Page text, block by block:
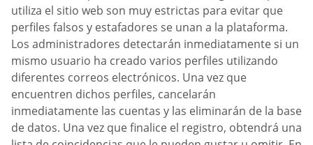
utiliza el sitio web son muy estrictas para evitar que
perfiles falsos y estafadores se unan a la plataforma.
Los administradores detectarán inmediatamente si un
mismo usuario ha creado varios perfiles utilizando
diferentes correos electrónicos. Una vez que
encuentren dichos perfiles, cancelarán
inmediatamente las cuentas y las eliminarán de la base
de datos. Una vez que finalice el registro, obtendrá una